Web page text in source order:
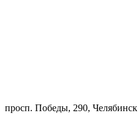
просп. Победы, 290, Челябинск